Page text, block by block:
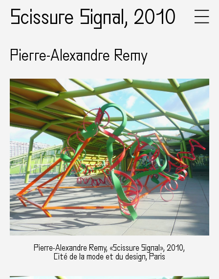
Scissure Signal, 2010
Pierre-Alexandre Remy
Pierre-Alexandre Remy, «Scissure Signal», 2010,
Cité de la mode et du design, Paris